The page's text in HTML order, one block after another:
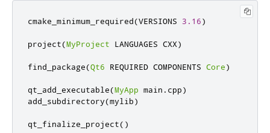
cmake_minimum_required(VERSIONS 3.16)
project(MyProject LANGUAGES CXX)
find_package(Qt6 REQUIRED COMPONENTS Core)
qt_add_executable(MyApp main . cpp)
add_subdirectory(mylib)
qt_finalize_project()